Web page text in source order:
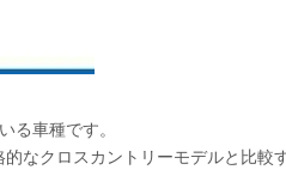
る車種です。
なクロスカントリーモデルと比較